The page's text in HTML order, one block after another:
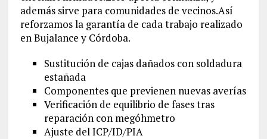
además sirve para comunidades de vecinos.Así
reforzamos la garantía de cada trabajo realizado
en Bujalance y Córdoba.
Sustitución de cajas dañados con soldadura
estañada
Componentes que previenen nuevas averías
Verificación de equilibrio de fases tras
reparación con megóhmetro
Ajuste del ICP/ID/PIA